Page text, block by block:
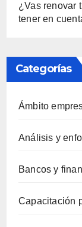
¿Vas renovar
tener en
Categorías
Ámbito
Análisis y
Bancos y
Capacitación